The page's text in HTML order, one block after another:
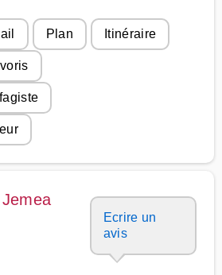
Plan Itinéraire
Ecrire un
avis